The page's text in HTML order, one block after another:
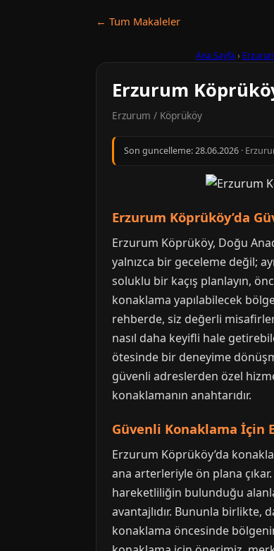
← Tum Makaleler
Ana Sayfa ›
Erzurum
Erzurum / Köprüköy
Son guncelleme:28.06.2026 ·
Erzurum Köprüköy’da
Erzurum Köprüköy, Doğu
yalnızca bir geceleme değil;
soluklu bir kaçış planlayın,
konaklama yapılabilecek
rehberde, siz değerli
nasıl daha keyifli hale
ötesinde bir deneyime
güvenli adreslerden özel
konaklamanın anahtarıdır.
Güvenli Konaklama İçin
Erzurum Köprüköy’da
ana arterleriyle ön plana
hareketliliğin bulunduğu
avantajlıdır. Bununla birlikte,
konaklama öncesinde